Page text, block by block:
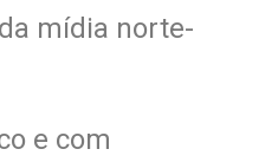
mídia norte-
e com